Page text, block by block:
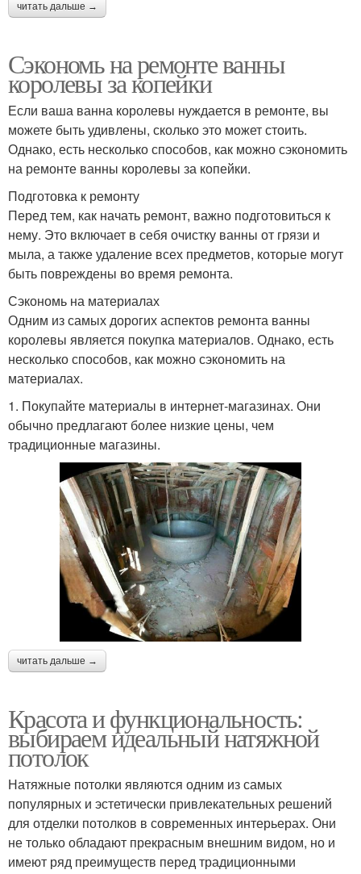
читать дальше →
Сэкономь на ремонте ванны
королевы за копейки
Если ваша ванна королевы нуждается в ремонте, вы
можете быть удивлены, сколько это может стоить.
Однако, есть несколько способов, как можно сэкономить
на ремонте ванны королевы за копейки.
Подготовка к ремонту
Перед тем, как начать ремонт, важно подготовиться к
нему. Это включает в себя очистку ванны от грязи и
мыла, а также удаление всех предметов, которые могут
быть повреждены во время ремонта.
Сэкономь на материалах
Одним из самых дорогих аспектов ремонта ванны
королевы является покупка материалов. Однако, есть
несколько способов, как можно сэкономить на
материалах.
1. Покупайте материалы в интернет-магазинах. Они
обычно предлагают более низкие цены, чем
традиционные магазины.
читать дальше →
Красота и функциональность:
выбираем идеальный натяжной
потолок
Натяжные потолки являются одним из самых
популярных и эстетически привлекательных решений
для отделки потолков в современных интерьерах. Они
не только обладают прекрасным внешним видом, но и
имеют ряд преимуществ перед традиционными